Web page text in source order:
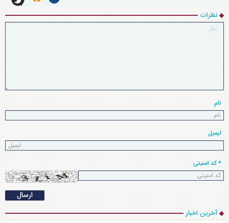
نظرات
نام
ایمیل
* کد امنیتی
آخرین اخبار